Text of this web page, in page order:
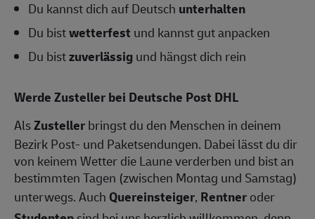
Du kannst dich auf Deutsch unterhalten
Du bistwetterfest und kannst gut anpacken
Du bistzuverlässigund hängst dich rein
Werde Zusteller bei Deutsche Post DHL
AlsZustellerbringst du den Menschen in deinem
Bezirk Post- und Paketsendungen. Dabei lässt du dir
von keinem Wetter die Laune verderben und bist an
bestimmten Tagen (zwischen Montag und Samstag)
unterwegs. Auch Quereinsteiger, Rentneroder